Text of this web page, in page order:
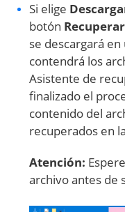
Si elige
botón Recuperar
se descargará
contendrá los
Asistente de
finalizado el
contenido del
recuperados en
Atención:
archivo antes de